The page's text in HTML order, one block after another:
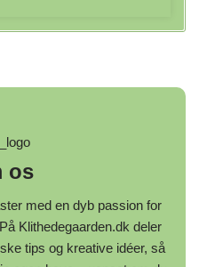
os
med en dyb passion for
Klithedegaarden.dk deler
tips og kreative idéer, så